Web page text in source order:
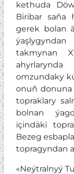
kethuda
Biribar saňa
gerek bolan
takmynan
omzundaky
onuň
topraklary
bolnan
içindäki
Bezeg
topragyndan
«Neýtralnyý